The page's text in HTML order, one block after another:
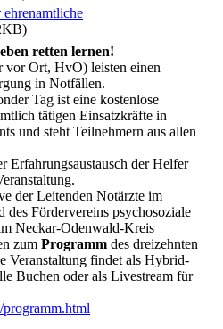
retten lernen!
vor Ort, HvO) leisten einen
in Notfällen.
Tag ist eine kostenlose
tätigen Einsatzkräfte in
und steht Teilnehmern aus allen
Erfahrungsaustausch der Helfer
der Leitenden Notärzte im
Fördervereins psychosoziale
Neckar-Odenwald-Kreis
zum Programm des dreizehnten
Veranstaltung findet als Hybrid-
Buchen oder als Livestream für